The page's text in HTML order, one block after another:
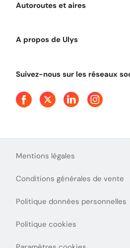
Autoroutes et aires
A propos de Ulys
Presse
Suivez-nous sur les réseaux
Mentions légales
Conditions générales de vente
Politique données personnelles
Politique cookies